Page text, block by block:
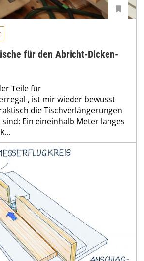
für den Abricht-Dicken-
Teile für
, ist mir wieder bewusst
die Tischverlängerungen
Ein eineinhalb Meter langes